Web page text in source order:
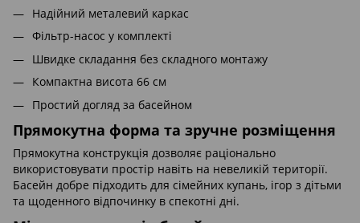
Надійний металевий каркас
Фільтр-насос у комплекті
Швидке складання без складного монтажу
Компактна висота 66 см
Простий догляд за басейном
Прямокутна форма та зручне розміщення
Прямокутна конструкція дозволяє раціонально
використовувати простір навіть на невеликій території.
Басейн добре підходить для сімейних купань, ігор з дітьми
та щоденного відпочинку в спекотні дні.